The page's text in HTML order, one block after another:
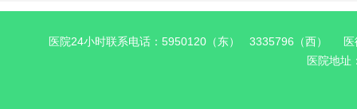
医院24小时联系电话：5950120（东） 3335796（西）
医院地